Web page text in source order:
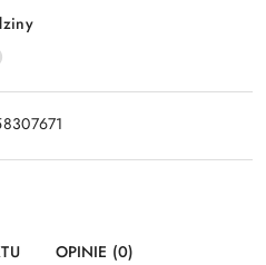
OPINIE (0)